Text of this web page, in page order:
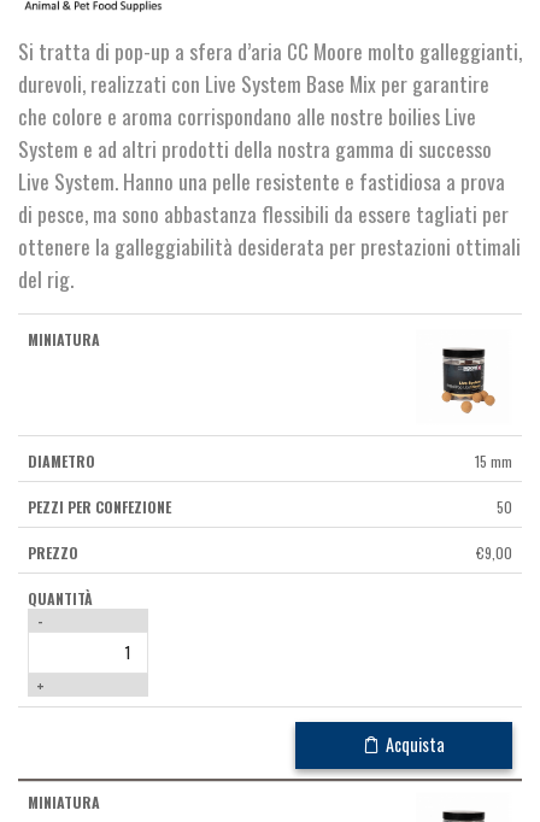
Si tratta di pop-up a sfera d’aria CC Moore molto galleggianti,
durevoli, realizzati con Live System Base Mix per garantire
che colore e aroma corrispondano alle nostre boilies Live
System e ad altri prodotti della nostra gamma di successo
Live System. Hanno una pelle resistente e fastidiosa a prova
di pesce, ma sono abbastanza flessibili da essere tagliati per
ottenere la galleggiabilità desiderata per prestazioni ottimali
del rig.
15 mm
50
€9,00
-
+
Acquista